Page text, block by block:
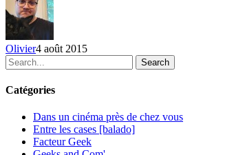
semaine
du
26
juillet
au
août
Olivier4 août 2015
Search
Catégories
Dans un cinéma près de chez vous
Entre les cases [balado]
Facteur Geek